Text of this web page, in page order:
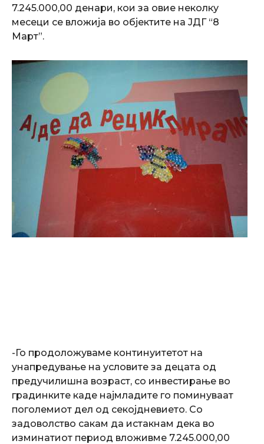
7.245.000,00 денари, кои за овие неколку
месеци се вложија во објектите на ЈДГ “8
Март”.
-Го продоложуваме континуитетот на
унапредување на условите за децата од
предучилишна возраст, со инвестирање во
градинките каде најмладите го поминуваат
поголемиот дел од секојдневието. Со
задоволство сакам да истакнам дека во
изминатиот период вложивме 7.245.000,00